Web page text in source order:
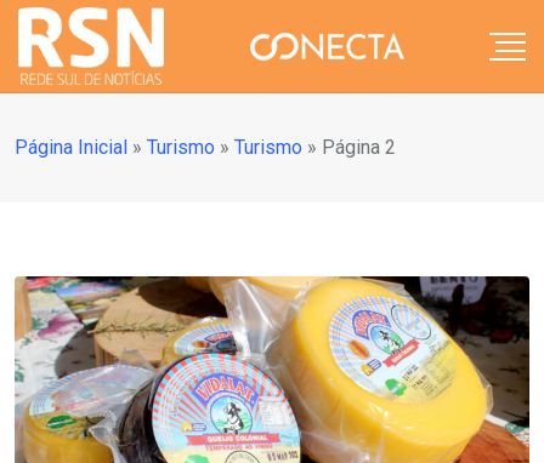
Página Inicial » Turismo » Turismo » Página 2